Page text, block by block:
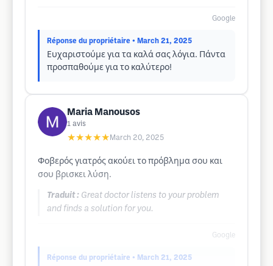
Google
Réponse du propriétaire • March 21, 2025
Ευχαριστούμε για τα καλά σας λόγια. Πάντα
προσπαθούμε για το καλύτερο!
Maria Manousos
1 avis
★★★★★ March 20, 2025
Φοβερός γιατρός ακούει το πρόβλημα σου και
σου βρισκει λύση.
Traduit : Great doctor listens to your problem
and finds a solution for you.
Google
Réponse du propriétaire • March 21, 2025